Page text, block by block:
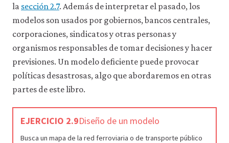
la sección 2.7. Además de interpretar el pasado, los
modelos son usados por gobiernos, bancos centrales,
corporaciones, sindicatos y otras personas y
organismos responsables de tomar decisiones y hacer
previsiones. Un modelo deficiente puede provocar
políticas desastrosas, algo que abordaremos en otras
partes de este libro.
EJERCICIO 2.9Diseño de un modelo
Busca un mapa de la red ferroviaria o de transporte público